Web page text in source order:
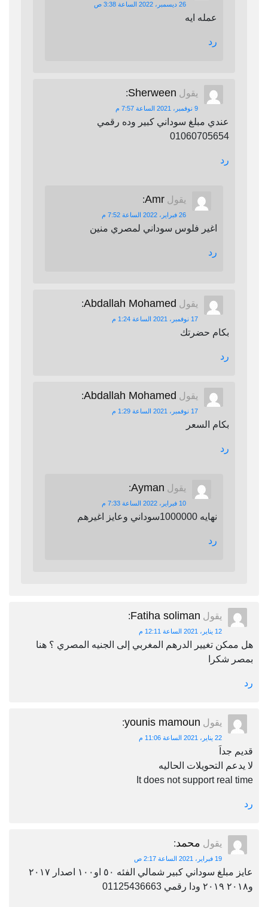
26 ديسمبر، 2022 الساعة 3:38 ص
عمله ايه
رد
يقول Sherween
:
9 نوفمبر، 2021 الساعة 7:57 م
عندي مبلغ سوداني كبير وده رقمي
01060705654
رد
يقول Amr
:
26 فبراير، 2022 الساعة 7:52 م
اغير فلوس سوداني لمصري منين
رد
يقول Abdallah Mohamed
:
17 نوفمبر، 2021 الساعة 1:24 م
بكام حضرتك
رد
يقول Abdallah Mohamed
:
17 نوفمبر، 2021 الساعة 1:29 م
بكام السعر
رد
يقول Ayman
:
10 فبراير، 2022 الساعة 7:33 م
نهايه 1000000سوداني وعايز اغيرهم
رد
يقول Fatiha soliman
:
12 يناير، 2021 الساعة 12:11 م
هل ممكن تغيير الدرهم المغربي إلى الجنيه المصري ؟ هنا
بمصر شكرا
رد
يقول younis mamoun
:
22 يناير، 2021 الساعة 11:06 م
قديم جداَ
لا يدعم التحويلات الحاليه
It does not support real time
رد
يقول محمد:
19 فبراير، 2021 الساعة 2:17 ص
عايز مبلغ سوداني كبير شمالي الفئه ٥٠ او١٠٠ اصدار ٢٠١٧
و٢٠١٨ ٢٠١٩ ودا رقمي 01125436663